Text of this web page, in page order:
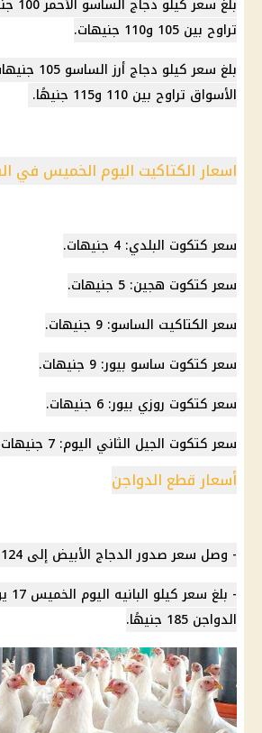
تراوح بين 105 و110 جنيهات.
بلغ سعر كيلو
الأسواق تراوح بين 110 و115 جنيهًا.
اسعار الكتاكيت اليوم الخميس في
سعر كتكوت البلدي: 4 جنيهات.
سعر كتكوت هجين: 5 جنيهات.
سعر الكتاكيت الساسو: 9 جنيهات.
سعر كتكوت ساسو بيور: 9 جنيهات.
سعر كتكوت روزي بيور: 6 جنيهات.
سعر كتكوت الجيل الثاني اليوم: 7 جنيهات.
أسعار قطع الدواجن
- وصل سعر صدور الدجاج الأبيض إلى 124 جنيهًا.
-
الدواجن 185 جنيهًا.